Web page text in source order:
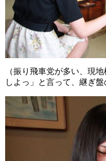
（振り飛車党が多い、現
しよっ」と言って、継ぎ